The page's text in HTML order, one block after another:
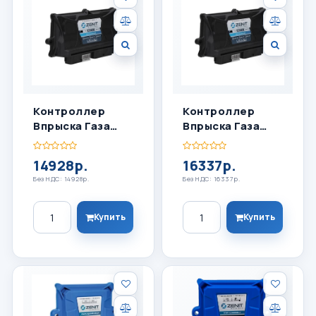
Контроллер
Впрыска Газа
ZENIT BLACK BOX
14928р.
Без НДС: 14928р.
Количество
Купить
Контроллер
Впрыска Газа
ZENIT BLACK BOX
16337р.
Без НДС: 16337р.
Количество
Купить